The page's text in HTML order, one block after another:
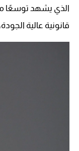
الذي يشهد توسعًا
قانونية عالية